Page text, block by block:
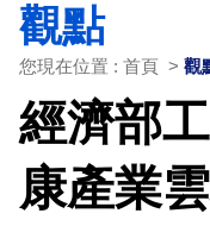
觀點
您現在位置 : 首頁 > 觀
經濟部
康產業